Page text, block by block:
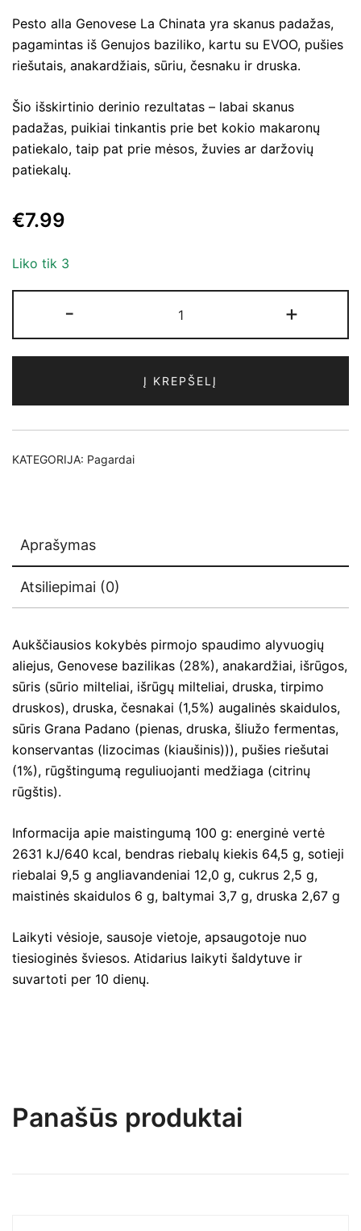
Pesto alla Genovese La Chinata yra skanus padažas,
pagamintas iš Genujos baziliko, kartu su EVOO, pušies
riešutais, anakardžiais, sūriu, česnaku ir druska.
Šio išskirtinio derinio rezultatas – labai skanus
padažas, puikiai tinkantis prie bet kokio makaronų
patiekalo, taip pat prie mėsos, žuvies ar daržovių
patiekalų.
€7.99
Liko tik 3
-
kiekis:
Pesto
Genovese,
180g
+
Į KREPŠELĮ
KATEGORIJA: Pagardai
Aprašymas
Atsiliepimai (0)
Aukščiausios kokybės pirmojo spaudimo alyvuogių
aliejus, Genovese bazilikas (28%), anakardžiai, išrūgos,
sūris (sūrio milteliai, išrūgų milteliai, druska, tirpimo
druskos), druska, česnakai (1,5%) augalinės skaidulos,
sūris Grana Padano (pienas, druska, šliužo fermentas,
konservantas (lizocimas (kiaušinis))), pušies riešutai
(1%), rūgštingumą reguliuojanti medžiaga (citrinų
rūgštis).
Informacija apie maistingumą 100 g: energinė vertė
2631 kJ/640 kcal, bendras riebalų kiekis 64,5 g, sotieji
riebalai 9,5 g angliavandeniai 12,0 g, cukrus 2,5 g,
maistinės skaidulos 6 g, baltymai 3,7 g, druska 2,67 g
Laikyti vėsioje, sausoje vietoje, apsaugotoje nuo
tiesioginės šviesos. Atidarius laikyti šaldytuve ir
suvartoti per 10 dienų.
Panašūs produktai